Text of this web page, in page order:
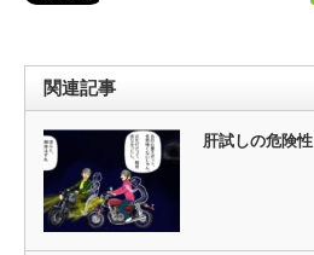
関連記事
肝試しの危険性